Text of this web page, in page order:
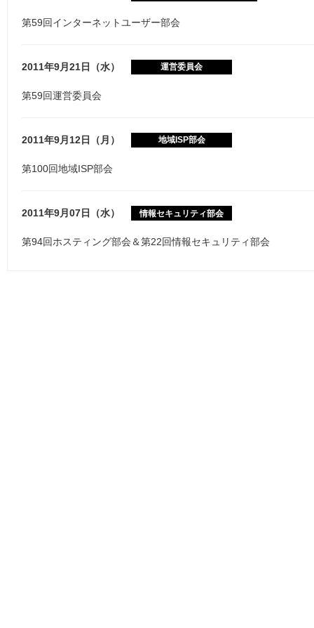
第59回インターネットユーザー部会
2011年9月21日（水） 運営委員会
第59回運営委員会
2011年9月12日（月） 地域ISP部会
第100回地域ISP部会
2011年9月07日（水） 情報セキュリティ部会
第94回ホスティング部会＆第22回情報セキュリティ部会